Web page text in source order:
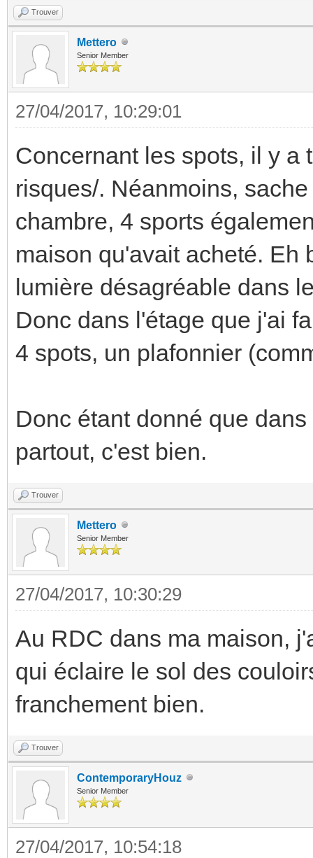
Trouver
Mettero
Senior Member
27/04/2017, 10:29:01
Concernant les spots, il y a
risques/. Néanmoins,
chambre, 4 sports
maison qu'avait acheté. Eh
lumière désagréable dans
Donc dans l'étage que j'ai
4 spots, un plafonnier
Donc étant donné que
partout, c'est bien.
Trouver
Mettero
Senior Member
27/04/2017, 10:30:29
Au RDC dans ma maison,
qui éclaire le sol des
franchement bien.
Trouver
ContemporaryHouz
Senior Member
27/04/2017, 10:54:18